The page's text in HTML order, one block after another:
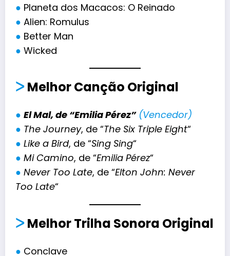
● Planeta dos Macacos: O Reinado
● Alien: Romulus
● Better Man
● Wicked
ᐳMelhorCanção Original
● El Mal, de “Emilia Pérez”(Vencedor)
● The Journey, de “The Six Triple Eight“
● Like a Bird, de “Sing Sing“
● Mi Camino, de “Emilia Pérez“
● Never Too Late, de “Elton John: Never
Too Late“
ᐳMelhorTrilha Sonora Original
● Conclave